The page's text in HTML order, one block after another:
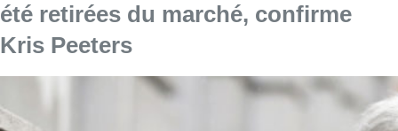
été retirées du marché, confirme
Kris Peeters